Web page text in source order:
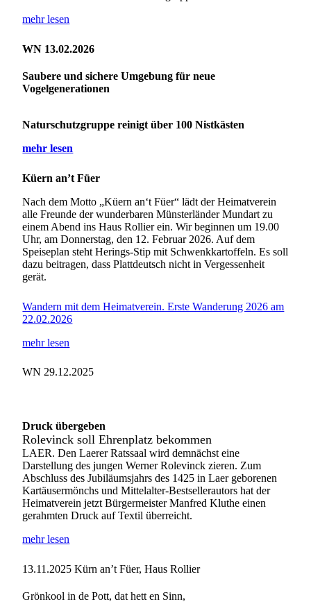
mehr lesen
WN 13.02.2026
Saubere und sichere Umgebung für neue
Vogelgenerationen
Naturschutzgruppe reinigt über 100 Nistkästen
mehr lesen
Küern an’t Füer
Nach dem Motto „Küern an‘t Füer“ lädt der Heimatverein
alle Freunde der wunderbaren Münsterländer Mundart zu
einem Abend ins Haus Rollier ein. Wir beginnen um 19.00
Uhr, am Donnerstag, den 12. Februar 2026. Auf dem
Speiseplan steht Herings-Stip mit Schwenkkartoffeln. Es soll
dazu beitragen, dass Plattdeutsch nicht in Vergessenheit
gerät.
Wandern mit dem Heimatverein. Erste Wanderung 2026 am
22.02.2026
mehr lesen
WN 29.12.2025
Druck übergeben
Rolevinck soll Ehrenplatz bekommen
LAER. Den Laerer Ratssaal wird demnächst eine
Darstellung des jungen Werner Rolevinck zieren. Zum
Abschluss des Jubiläumsjahrs des 1425 in Laer geborenen
Kartäusermönchs und Mittelalter-Bestsellerautors hat der
Heimatverein jetzt Bürgermeister Manfred Kluthe einen
gerahmten Druck auf Textil überreicht.
mehr lesen
13.11.2025 Kürn an’t Füer, Haus Rollier
Grönkool in de Pott, dat hett en Sinn,